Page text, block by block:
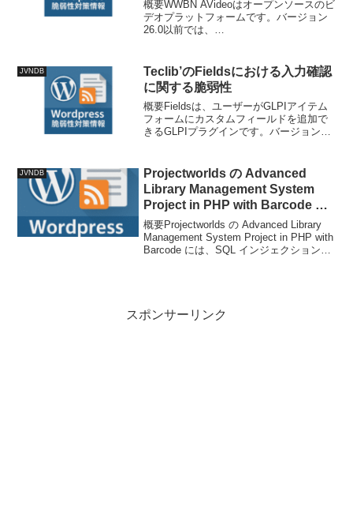
概要WWBN AVideoはオープンソースのビ
デオプラットフォームです。バージョン
26.0以前では、
ージェリ（SSRF...
JVNDB
Teclib’のFieldsにおける入力確認
に関する脆弱性
概要Fieldsは、ユーザーがGLPIアイテム
フォームにカスタムフィールドを追加で
きるGLPIプラグインです。バージョン
任意のPHPコードを実行できる可能性が
あり...
JVNDB
Projectworlds の Advanced
Library Management System
Project in PHP with Barcode に
おける SQL インジェクションの
脆弱性
概要Projectworlds の Advanced Library
Management System Project in PHP with
Barcode には、SQL インジェクションの
スポンサーリンク